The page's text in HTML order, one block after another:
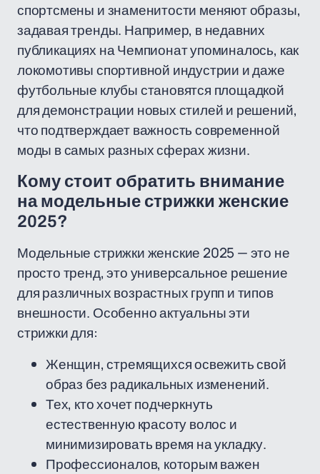
спортсмены и знаменитости меняют образы,
задавая тренды. Например, в недавних
публикациях на Чемпионат упоминалось, как
локомотивы спортивной индустрии и даже
футбольные клубы становятся площадкой
для демонстрации новых стилей и решений,
что подтверждает важность современной
моды в самых разных сферах жизни.
Кому стоит обратить внимание
на модельные стрижки женские
2025?
Модельные стрижки женские 2025 — это не
просто тренд, это универсальное решение
для различных возрастных групп и типов
внешности. Особенно актуальны эти
стрижки для:
Женщин, стремящихся освежить свой
образ без радикальных изменений.
Тех, кто хочет подчеркнуть
естественную красоту волос и
минимизировать время на укладку.
Профессионалов, которым важен